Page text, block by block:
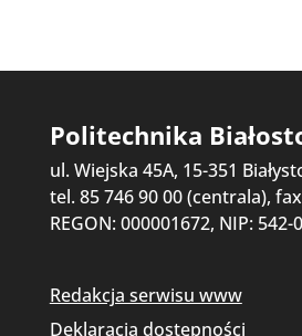
Politechnika
ul. Wiejska 45A, 15-351
tel. 85 746 90 00 (centrala),
REGON: 000001672, NIP: 542-
Redakcja serwisu www
Deklaracja dostępności